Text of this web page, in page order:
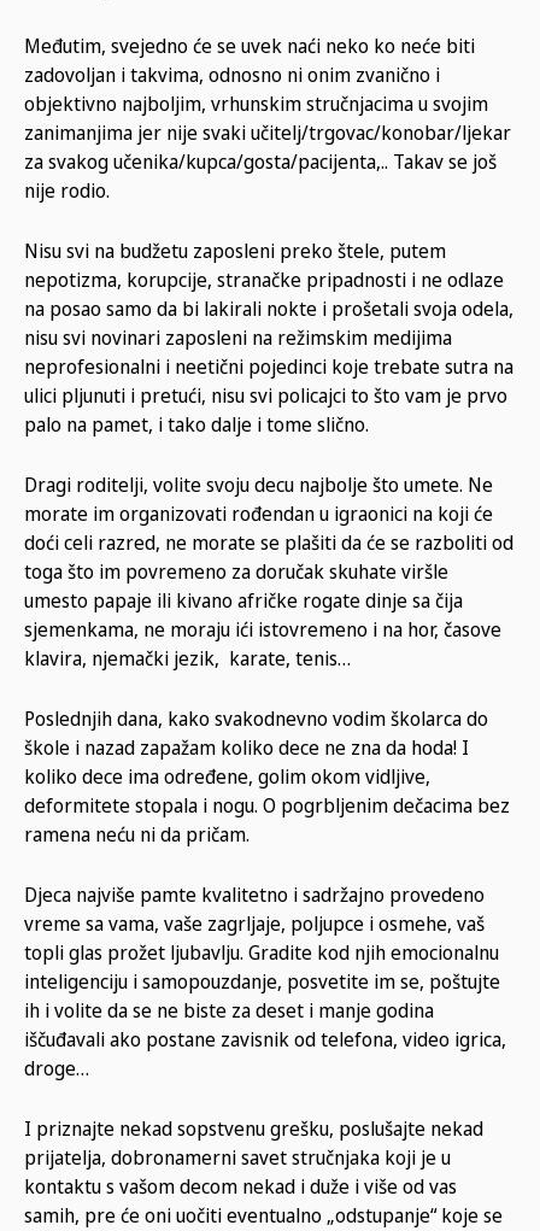
Međutim, svejedno će se uvek naći neko ko neće biti
zadovoljan i takvima, odnosno ni onim zvanično i
objektivno najboljim, vrhunskim stručnjacima u svojim
zanimanjima jer nije svaki učitelj/trgovac/konobar/ljekar
za svakog učenika/kupca/gosta/pacijenta,.. Takav se još
nije rodio.
Nisu svi na budžetu zaposleni preko štele, putem
nepotizma, korupcije, stranačke pripadnosti i ne odlaze
na posao samo da bi lakirali nokte i prošetali svoja odela,
nisu svi novinari zaposleni na režimskim medijima
neprofesionalni i neetični pojedinci koje trebate sutra na
ulici pljunuti i pretući, nisu svi policajci to što vam je prvo
palo na pamet, i tako dalje i tome slično.
Dragi roditelji, volite svoju decu najbolje što umete. Ne
morate im organizovati rođendan u igraonici na koji će
doći celi razred, ne morate se plašiti da će se razboliti od
toga što im povremeno za doručak skuhate viršle
umesto papaje ili kivano afričke rogate dinje sa čija
sjemenkama, ne moraju ići istovremeno i na hor, časove
klavira, njemački jezik, karate, tenis…
Poslednjih dana, kako svakodnevno vodim školarca do
škole i nazad zapažam koliko dece ne zna da hoda! I
koliko dece ima određene, golim okom vidljive,
deformitete stopala i nogu. O pogrbljenim dečacima bez
ramena neću ni da pričam.
Djeca najviše pamte kvalitetno i sadržajno provedeno
vreme sa vama, vaše zagrljaje, poljupce i osmehe, vaš
topli glas prožet ljubavlju. Gradite kod njih emocionalnu
inteligenciju i samopouzdanje, posvetite im se, poštujte
ih i volite da se ne biste za deset i manje godina
iščuđavali ako postane zavisnik od telefona, video igrica,
droge…
I priznajte nekad sopstvenu grešku, poslušajte nekad
prijatelja, dobronamerni savet stručnjaka koji je u
kontaktu s vašom decom nekad i duže i više od vas
samih, pre će oni uočiti eventualno „odstupanje“ koje se